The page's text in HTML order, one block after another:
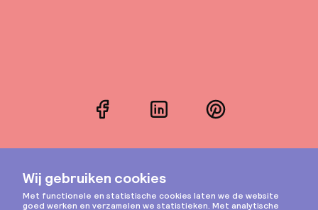
FacebookLinkedInPinterest
Instagram